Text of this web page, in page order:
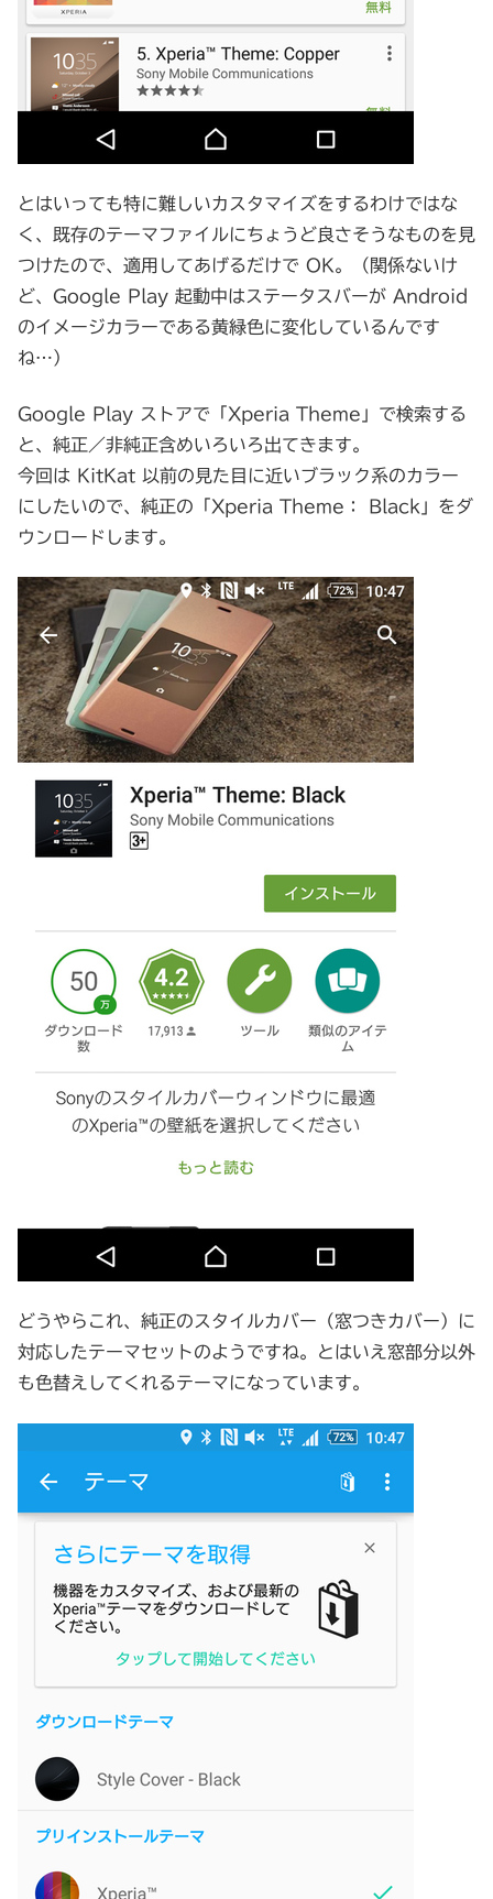
とはいっても特に難しいカスタマイズをするわけではな
く、既存のテーマファイルにちょうど良さそうなものを見
つけたので、適用してあげるだけで OK。（関係ないけ
ど、Google Play 起動中はステータスバーが Android
のイメージカラーである黄緑色に変化しているんです
ね…）
Google Play ストアで「Xperia Theme」で検索する
と、純正／非純正含めいろいろ出てきます。
今回は KitKat 以前の見た目に近いブラック系のカラー
にしたいので、純正の「Xperia Theme： Black」をダ
ウンロードします。
どうやらこれ、純正のスタイルカバー（窓つきカバー）に
対応したテーマセットのようですね。とはいえ窓部分以外
も色替えしてくれるテーマになっています。